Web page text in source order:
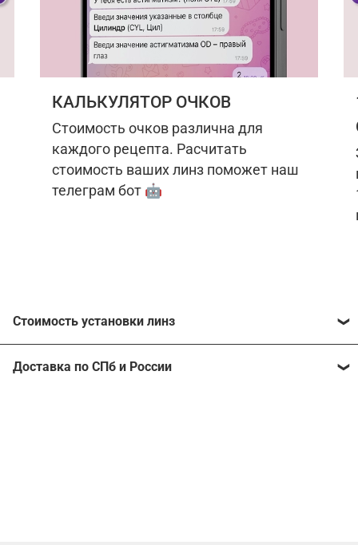
КАЛЬКУЛЯТОР ОЧКОВ
Стоимость очков различна для
каждого рецепта. Расчитать
стоимость ваших линз поможет наш
телеграм бот 🤖
Стоимость установки линз
Расчитать стоимость ваших линз поможет
Доставка по СПб и России